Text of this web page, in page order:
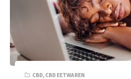
CBD, CBD EETWAREN